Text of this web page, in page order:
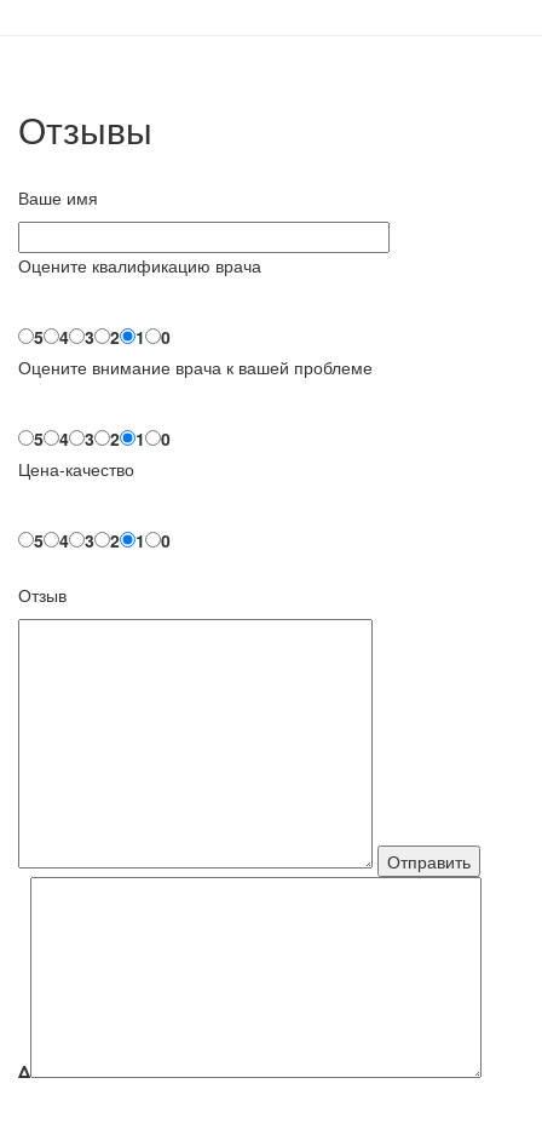
Отзывы
Ваше имя
Оцените квалификацию врача
5 4 3 2 1
0
Оцените внимание врача к вашей проблеме
5 4 3 2 1
0
Цена-качество
5 4 3 2 1 0
Отзыв
Δ